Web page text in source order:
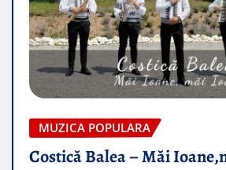
MUZICA POPULARA
Costică Balea – Măi